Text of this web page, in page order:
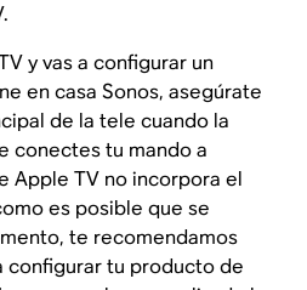
y vas a configurar un
en casa Sonos, asegúrate
de la tele cuando la
conectes tu mando a
Apple TV no incorpora el
es posible que se
te recomendamos
configurar tu producto de